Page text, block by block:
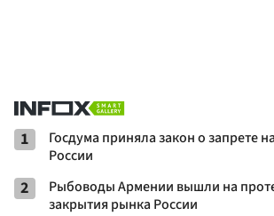
1
Госдума приняла закон о запрете
России
2
Рыбоводы Армении вышли на
закрытия рынка России